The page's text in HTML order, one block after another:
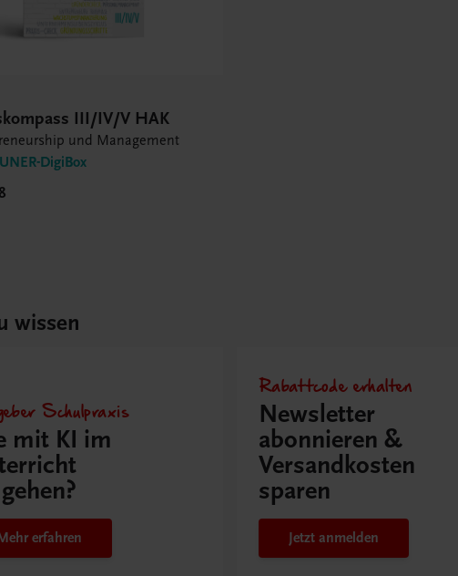
III/IV/V HAK
und Management
DigiBox
wissen
Schulpraxis
mit KI im
Mehr erfahren
Rabattcode erhalten
Newsletter
abonnieren &
Versandkosten
sparen
Jetzt anmelden